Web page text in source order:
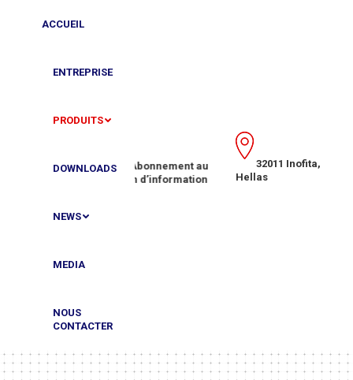
ACCUEIL
ENTREPRISE
PRODUITS
DOWNLOADS
NEWS
MEDIA
NOUS
CONTACTER
Abonnement au
d’information
32011 Inofita,
Hellas